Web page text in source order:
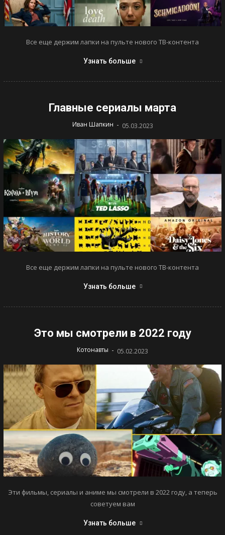
Все еще держим лапки на пульте нового ТВ-контента
Узнать больше
Главные сериалы марта
Иван Шапкин - 05.03.2023
Все еще держим лапки на пульте нового ТВ-контента
Узнать больше
Это мы смотрели в 2022 году
Котонавты - 05.02.2023
Эти фильмы, сериалы и аниме мы смотрели в 2022 году, а теперь
советуем вам
Узнать больше